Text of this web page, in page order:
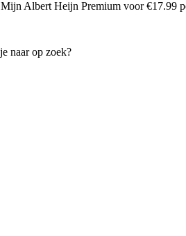
Mijn Albert Heijn Premium voor €17.99